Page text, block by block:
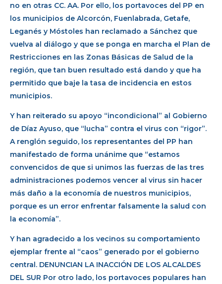
no en otras CC. AA. Por ello, los portavoces del PP en
los municipios de Alcorcón, Fuenlabrada, Getafe,
Leganés y Móstoles han reclamado a Sánchez que
vuelva al diálogo y que se ponga en marcha el Plan de
Restricciones en las Zonas Básicas de Salud de la
región, que tan buen resultado está dando y que ha
permitido que baje la tasa de incidencia en estos
municipios.
Y han reiterado su apoyo “incondicional” al Gobierno
de Díaz Ayuso, que “lucha” contra el virus con “rigor”.
A renglón seguido, los representantes del PP han
manifestado de forma unánime que “estamos
convencidos de que si unimos las fuerzas de las tres
administraciones podemos vencer al virus sin hacer
más daño a la economía de nuestros municipios,
porque es un error enfrentar falsamente la salud con
la economía”.
Y han agradecido a los vecinos su comportamiento
ejemplar frente al “caos” generado por el gobierno
central. DENUNCIAN LA INACCIÓN DE LOS ALCALDES
DEL SUR Por otro lado, los portavoces populares han